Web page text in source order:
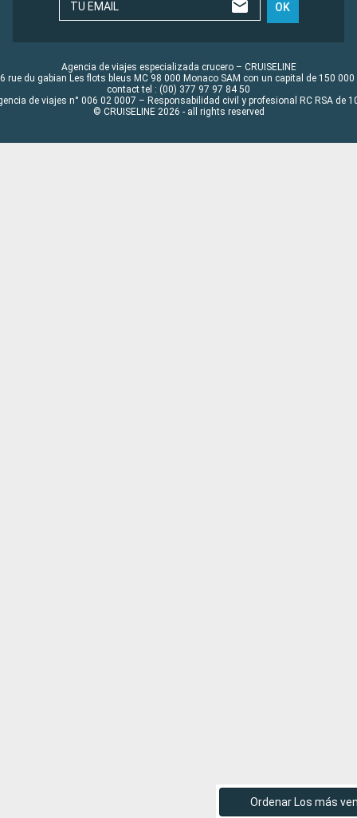
Ordenar Los más
TU EMAIL OK
Agencia de viajes especializada crucero – CRUISELINE
rue du gabian Les flots bleus MC 98 000 Monaco SAM con un capital de 150 000
contact tel : (00) 377 97 97 84 50
de viajes n° 006 02 0007 – Responsabilidad civil y profesional RC RSA de
© CRUISELINE 2026 - all rights reserved